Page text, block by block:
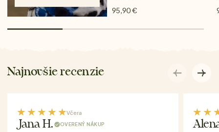
95,90 €
Najnovšie recenzie
Včera
Jana H. OVERENÝ NÁKUP